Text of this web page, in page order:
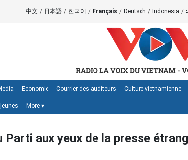
中文 / 日本語 / 한국어 / Français / Deutsch / Indonesia /
Economie Courrier des auditeurs Culture vietnamienne
More ▾
Parti aux yeux de la presse